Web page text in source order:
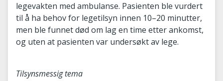
legevakten med ambulanse. Pasienten ble vurdert
til å ha behov for legetilsyn innen 10–20 minutter,
men ble funnet død om lag en time etter ankomst,
og uten at pasienten var undersøkt av lege.
Tilsynsmessig tema